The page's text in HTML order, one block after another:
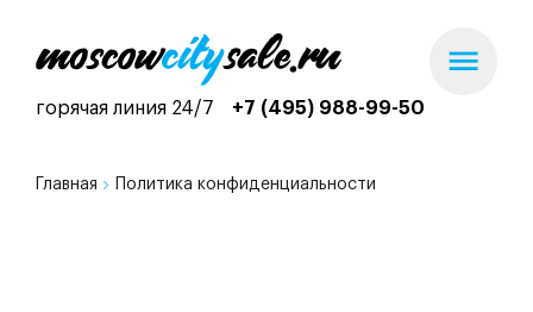
горячая линия 24/7 +7 (495) 988-99-50
Главная Политика конфиденциальности